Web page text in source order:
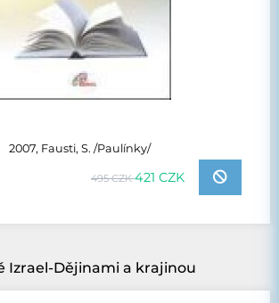
2007, Fausti, S. /Paulínky/
495 CZK421 CZK
Izrael-Dějinami a krajinou